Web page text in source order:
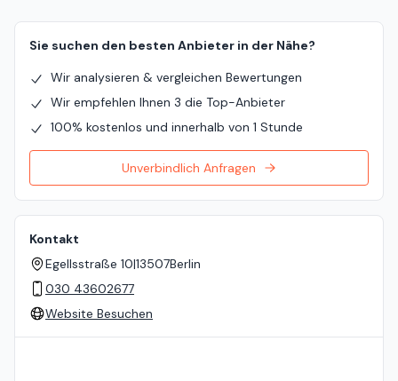
Sie suchen den besten Anbieter in der Nähe?
Wir analysieren & vergleichen Bewertungen
Wir empfehlen Ihnen 3 die Top-Anbieter
100% kostenlos und innerhalb von 1 Stunde
Unverbindlich Anfragen
Kontakt
Egellsstraße 10|13507Berlin
030 43602677
Website Besuchen